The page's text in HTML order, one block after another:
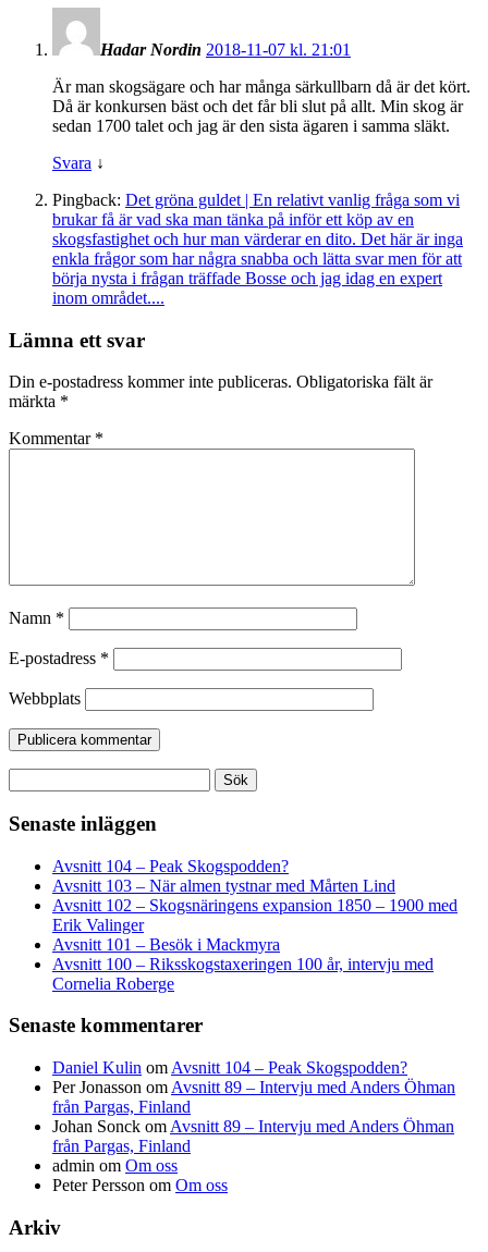
Hadar Nordin 2018-11-07 kl. 21:01
Är man skogsägare och har många särkullbarn då är det kört.
Då är konkursen bäst och det får bli slut på allt. Min skog är
sedan 1700 talet och jag är den sista ägaren i samma släkt.
Svara ↓
Pingback: Det gröna guldet | En relativt vanlig fråga som vi
brukar få är vad ska man tänka på inför ett köp av en
skogsfastighet och hur man värderar en dito. Det här är inga
enkla frågor som har några snabba och lätta svar men för att
börja nysta i frågan träffade Bosse och jag idag en expert
inom området....
Lämna ett svar
Din e-postadress kommer inte publiceras. Obligatoriska fält är
märkta *
Kommentar *
Namn *
E-postadress *
Webbplats
efter:
Senaste inläggen
Avsnitt 104 – Peak Skogspodden?
Avsnitt 103 – När almen tystnar med Mårten Lind
Avsnitt 102 – Skogsnäringens expansion 1850 – 1900 med
Erik Valinger
Avsnitt 101 – Besök i Mackmyra
Avsnitt 100 – Riksskogstaxeringen 100 år, intervju med
Cornelia Roberge
Senaste kommentarer
Daniel Kulin om Avsnitt 104 – Peak Skogspodden?
Per Jonasson om Avsnitt 89 – Intervju med Anders Öhman
från Pargas, Finland
Johan Sonck om Avsnitt 89 – Intervju med Anders Öhman
från Pargas, Finland
admin om Om oss
Peter Persson om Om oss
Arkiv